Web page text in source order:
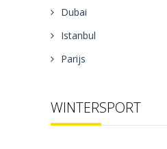
Dubai
Istanbul
Parijs
WINTERSPORT